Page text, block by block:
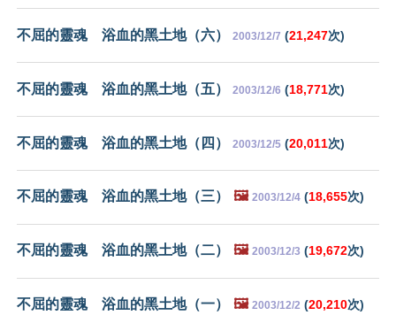
不屈的靈魂 浴血的黑土地（六） 2003/12/7 (21,247次)
不屈的靈魂 浴血的黑土地（五） 2003/12/6 (18,771次)
不屈的靈魂 浴血的黑土地（四） 2003/12/5 (20,011次)
不屈的靈魂 浴血的黑土地（三） 🖼️ 2003/12/4 (18,655次)
不屈的靈魂 浴血的黑土地（二） 🖼️ 2003/12/3 (19,672次)
不屈的靈魂 浴血的黑土地（一） 🖼️ 2003/12/2 (20,210次)